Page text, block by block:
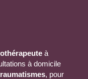
à
à domicile
, pour